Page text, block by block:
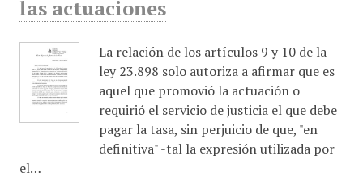
las actuaciones
La relación de los artículos 9 y 10 de la
ley 23.898 solo autoriza a afirmar que es
aquel que promovió la actuación o
requirió el servicio de justicia el que debe
pagar la tasa, sin perjuicio de que, "en
definitiva" -tal la expresión utilizada por
el…